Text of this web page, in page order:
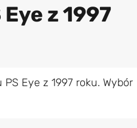
z 1997
Eye z 1997 roku. Wybór